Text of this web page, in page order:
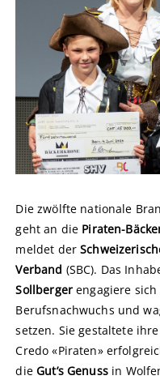
Die zwölfte nationale
geht an die Piraten-
meldet der
Verband (SBC). Das
Sollberger engagiere
Berufsnachwuchs und
setzen. Sie gestaltete
Credo «Piraten»
dieGut’s Genussin